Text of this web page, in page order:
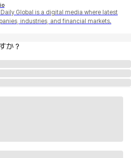
Global is a digital media where latest
industries, and financial markets.
か？